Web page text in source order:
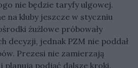
nie będzie taryfy ulgowej.
na kluby jeszcze w styczniu
żużlowe próbowały
decyzji, jednak PZM nie poddał
Prezesi nie zamierzają
planują podjąć dalsze kroki.